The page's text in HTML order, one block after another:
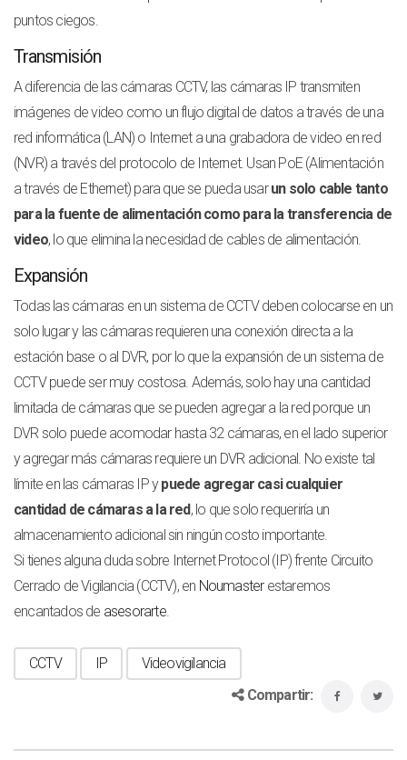
puntos ciegos.
Transmisión
A diferencia de las cámaras CCTV, las cámaras IP transmiten
imágenes de video como un flujo digital de datos a través de una
red informática (LAN) o Internet a una grabadora de video en red
(NVR) a través del protocolo de Internet. Usan PoE (Alimentación
a través de Ethernet) para que se pueda usarun solo cable tanto
para la fuente de alimentación como para la transferencia de
video, lo que elimina la necesidad de cables de alimentación.
Expansión
Todas las cámaras en un sistema de CCTV deben colocarse en un
solo lugar y las cámaras requieren una conexión directa a la
estación base o al DVR, por lo que la expansión de un sistema de
CCTV puede ser muy costosa. Además, solo hay una cantidad
limitada de cámaras que se pueden agregar a la red porque un
DVR solo puede acomodar hasta 32 cámaras, en el lado superior
y agregar más cámaras requiere un DVR adicional. No existe tal
límite en las cámaras IP ypuede agregar casi cualquier
cantidad de cámaras a la red, lo que solo requeriría un
almacenamiento adicional sin ningún costo importante.
Si tienes alguna duda sobre Internet Protocol (IP) frente Circuito
Cerrado de Vigilancia (CCTV), en Noumasterestaremos
encantados de asesorarte.
CCTV IP
Videovigilancia
Compartir: